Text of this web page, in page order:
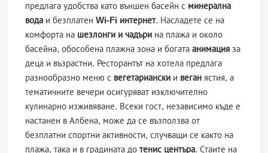
предлага удобства като външен басейн с минерална
вода и безплатенWi-Fi интернет. Насладете се на
комфорта на шезлонги и чадъри на плажа и около
басейна, обособена плажна зона и богатаанимация за
деца и възрастни. Ресторантът на хотела предлага
разнообразно меню с вегетариански и веган ястия, а
тематичните вечери осигуряват изключително
кулинарно изживяване. Всеки гост, независимо къде е
настанен в Албена, може да се възползва от
безплатни спортни активности, случващи се както на
плажа, така и в градината дотенис центъра. Стаите на